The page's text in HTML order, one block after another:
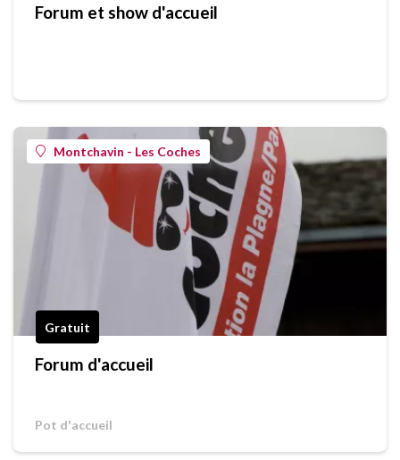
Forum et show d'accueil
Montchavin - Les Coches
Gratuit
Forum d'accueil
Pot d'accueil